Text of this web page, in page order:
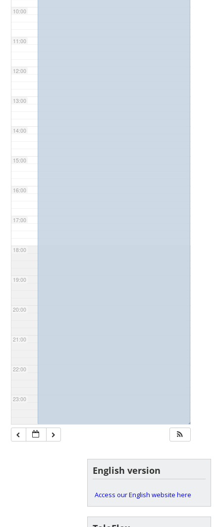
10:00
11:00
12:00
13:00
14:00
15:00
16:00
17:00
18:00
19:00
20:00
21:00
22:00
23:00
◢
English version
Access our English website here